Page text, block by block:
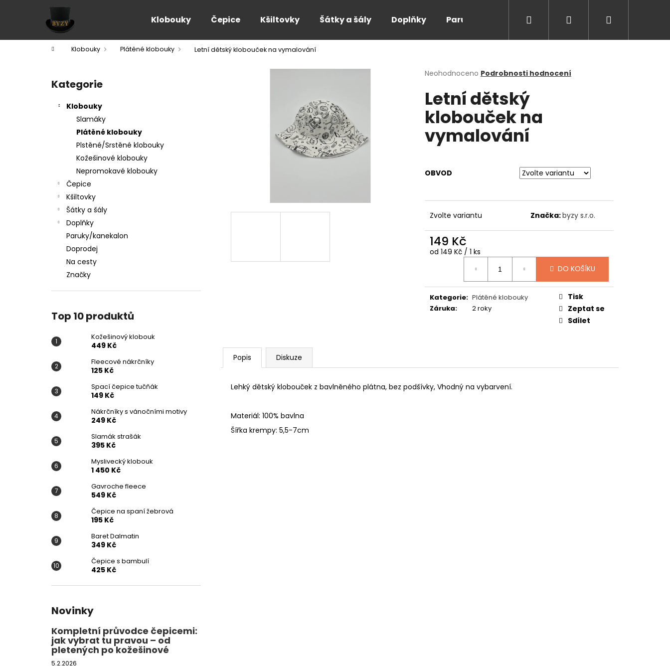
Klobouky Čepice Kšiltovky Šátky a šály Doplňky Paruky/kanekalon Doprodej Na cesty
Přihlášení
Domů
Klobouky Plátěné klobouky Letní dětský klobouček na vymalování
Přeskočit
kategorie
Kategorie
Klobouky
Slamáky
Plátěné klobouky
Plstěné/Srstěné klobouky
Kožešinové klobouky
Nepromokavé klobouky
Čepice
Kšiltovky
Šátky a šály
Doplňky
Paruky/kanekalon
Doprodej
Na cesty
Značky
Top 10 produktů
Kožešinový klobouk
449 Kč
Fleecové nákrčníky
125 Kč
Spací čepice tučňák
149 Kč
Nákrčníky s vánočními motivy
249 Kč
Slamák strašák
395 Kč
Myslivecký klobouk
1 450 Kč
Gavroche fleece
549 Kč
Čepice na spaní žebrová
195 Kč
Baret Dalmatin
349 Kč
Čepice s bambulí
425 Kč
Novinky
Kompletní průvodce čepicemi:
jak vybrat tu pravou – od
pletených po kožešinové
5.2.2026
Průměrné
produktu
je
0,0
5
hvězdiček.
Neohodnoceno Podrobnosti hodnocení
Letní dětský
klobouček na
vymalování
OBVOD
Zvolte variantu Značka:byzy s.r.o.
149 Kč
Měrná
od 149 Kč / 1 ks
DO KOŠÍKU
Kategorie: Plátěné klobouky
Záruka: 2 roky
Tisk
Zeptat se
Sdílet
Popis Diskuze
Lehký dětský klobouček z bavlněného plátna, bez podšívky, Vhodný na vybarvení.
Materiál: 100% bavlna
Šířka krempy: 5,5-7cm
í
Zpět
do
Zpět
do
Co potřebujete najít?
Doporučujeme
KOŽEŠINOVÝ KLOBOUK
449 Kč